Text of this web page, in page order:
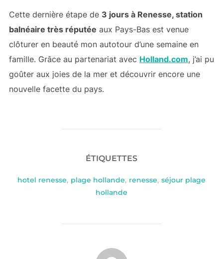
Cette dernière étape de 3 jours à Renesse, station
balnéaire très réputée aux Pays-Bas est venue
clôturer en beauté mon autotour d’une semaine en
famille. Grâce au partenariat avec Holland.com, j’ai pu
goûter aux joies de la mer et découvrir encore une
nouvelle facette du pays.
ÉTIQUETTES
hotel renesse, plage hollande, renesse, séjour plage
hollande
AUTEUR DE LA PUBLICATION